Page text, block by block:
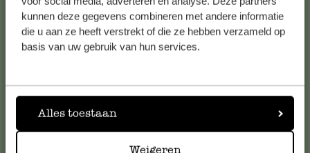
kunnen deze gegevens combineren met andere informatie
die u aan ze heeft verstrekt of die ze hebben verzameld op
basis van uw gebruik van hun services.
Alles toestaan
Weigeren
die Antworten aufhäufig gestellte Fragen.
Online-Kundenservice